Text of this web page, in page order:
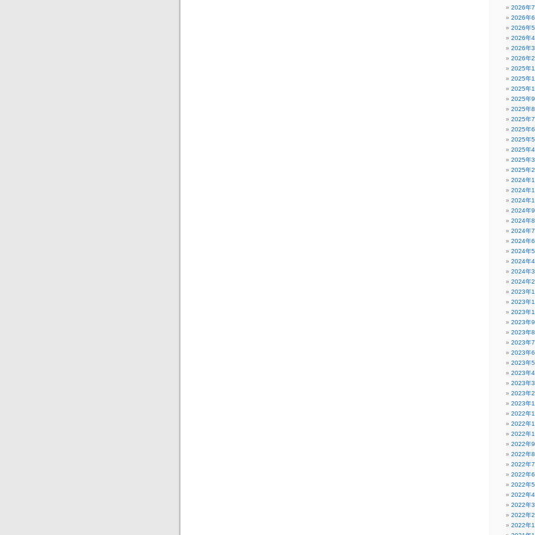
2026年7
2026年6
2026年5
2026年4
2026年3
2026年2
2025年
2025年
2025年
2025年9
2025年8
2025年7
2025年6
2025年5
2025年4
2025年3
2025年2
2024年
2024年
2024年
2024年9
2024年8
2024年7
2024年6
2024年5
2024年4
2024年3
2024年2
2023年
2023年
2023年
2023年9
2023年8
2023年7
2023年6
2023年5
2023年4
2023年3
2023年2
2023年1
2022年
2022年
2022年
2022年9
2022年8
2022年7
2022年6
2022年5
2022年4
2022年3
2022年2
2022年1